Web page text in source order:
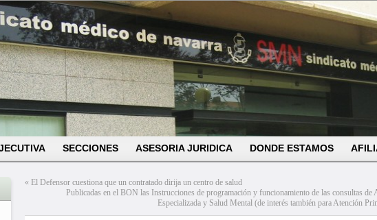
SECCIONES ASESORIA JURIDICA DONDE ESTAMOS
« El Defensor cuestiona que un contratado dirija un centro de salud
Publicadas en el BON las Instrucciones de programación y funcionamiento de las consultas de
Especializada y Salud Mental (de interés también para Atención